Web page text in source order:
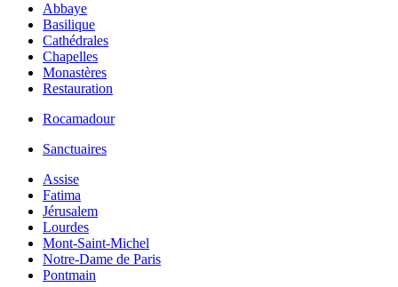
Abbaye
Basilique
Cathédrales
Chapelles
Monastères
Restauration
Rocamadour
Sanctuaires
Assise
Fatima
Jérusalem
Lourdes
Mont-Saint-Michel
Notre-Dame de Paris
Pontmain